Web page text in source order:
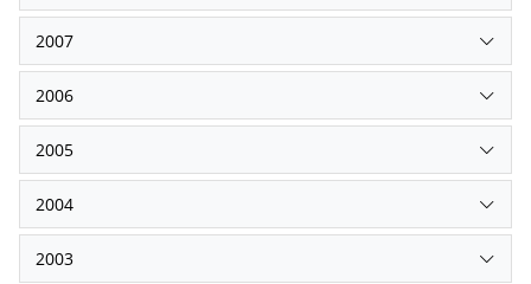
2007
2006
2005
2004
2003